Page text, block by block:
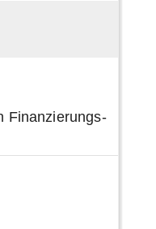
Finanzierungs-